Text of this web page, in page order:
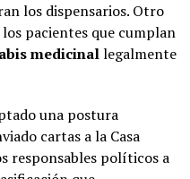
los dispensarios. Otro
pacientes que cumplan
medicinallegalmente
una postura
cartas a la Casa
responsables políticos a